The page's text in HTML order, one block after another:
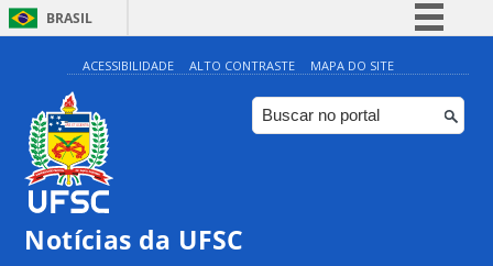
BRASIL
Simplifique!
Comunica BR
Participe
ACESSIBILIDADE ALTO CONTRASTE MAPA DO SITE
Notícias da UFSC